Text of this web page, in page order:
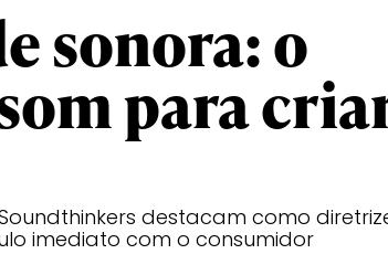
sonora: o
para
destacam como
imediato com o consumidor